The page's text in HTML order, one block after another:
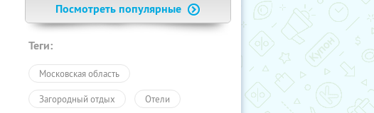
Посмотреть популярные
Теги:
Московская область
Загородный отдых Отели